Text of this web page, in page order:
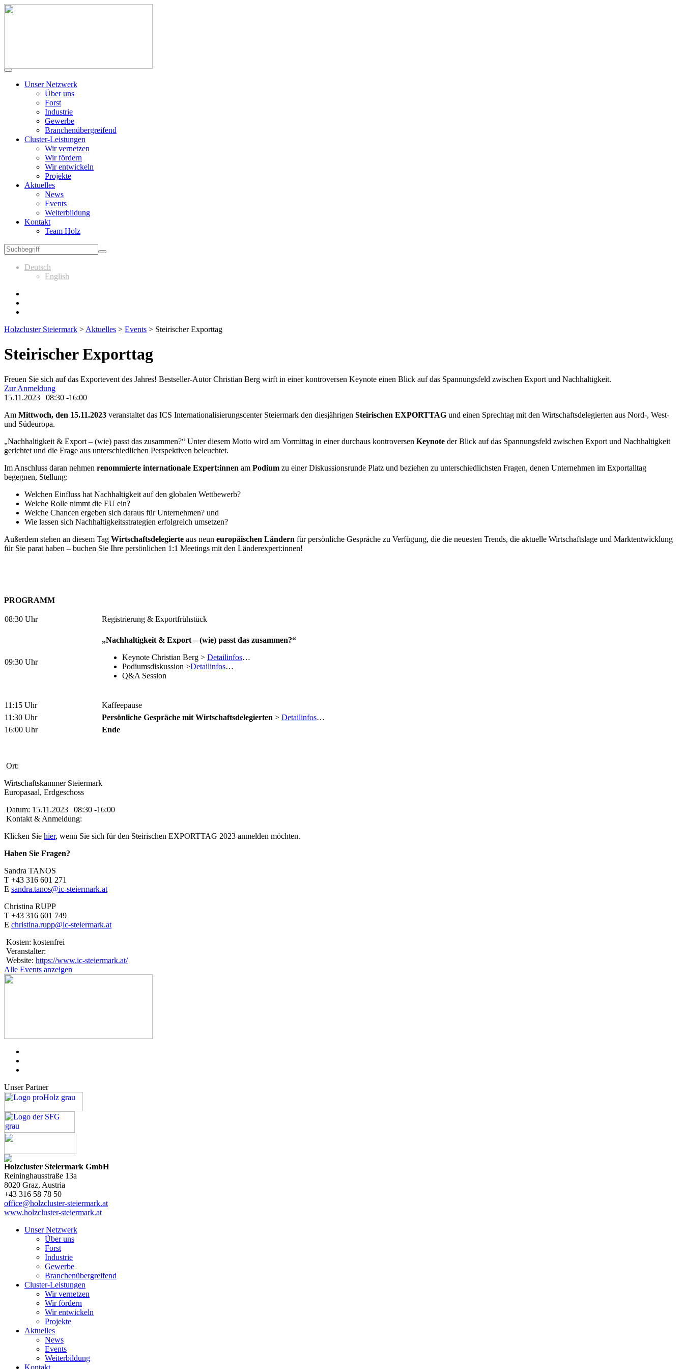
Unser Netzwerk
Über uns
Forst
Industrie
Gewerbe
Branchenübergreifend
Cluster-Leistungen
Wir vernetzen
Wir fördern
Wir entwickeln
Projekte
Aktuelles
News
Events
Weiterbildung
Kontakt
Team Holz
Deutsch
English
Holzcluster Steiermark > Aktuelles > Events > Steirischer Exporttag
Steirischer Exporttag
Freuen Sie sich auf das Exportevent des Jahres! Bestseller-Autor Christian Berg wirft in einer kontroversen Keynote einen Blick auf das Spannungsfeld zwischen Export und Nachhaltigkeit.
Zur Anmeldung
15.11.2023 | 08:30 -16:00
Am Mittwoch, den 15.11.2023 veranstaltet das ICS Internationalisierungscenter Steiermark den diesjährigen Steirischen EXPORTTAG und einen Sprechtag mit den Wirtschaftsdelegierten aus Nord-, West-
und Südeuropa.
„Nachhaltigkeit & Export – (wie) passt das zusammen?“ Unter diesem Motto wird am Vormittag in einer durchaus kontroversen Keynote der Blick auf das Spannungsfeld zwischen Export und Nachhaltigkeit
gerichtet und die Frage aus unterschiedlichen Perspektiven beleuchtet.
Im Anschluss daran nehmen renommierte internationale Expert:innen am Podium zu einer Diskussionsrunde Platz und beziehen zu unterschiedlichsten Fragen, denen Unternehmen im Exportalltag
begegnen, Stellung:
Welchen Einfluss hat Nachhaltigkeit auf den globalen Wettbewerb?
Welche Rolle nimmt die EU ein?
Welche Chancen ergeben sich daraus für Unternehmen? und
Wie lassen sich Nachhaltigkeitsstrategien erfolgreich umsetzen?
Außerdem stehen an diesem Tag Wirtschaftsdelegierte aus neun europäischen Ländern für persönliche Gespräche zu Verfügung, die die neuesten Trends, die aktuelle Wirtschaftslage und Marktentwicklung
für Sie parat haben – buchen Sie Ihre persönlichen 1:1 Meetings mit den Länderexpert:innen!
PROGRAMM
08:30 Uhr Registrierung & Exportfrühstück
09:30 Uhr
„Nachhaltigkeit & Export – (wie) passt das zusammen?“
Keynote Christian Berg > Detailinfos…
Podiumsdiskussion >Detailinfos…
Q&A Session
11:15 Uhr
Kaffeepause
11:30 Uhr
Persönliche Gespräche mit Wirtschaftsdelegierten > Detailinfos…
16:00 Uhr
Ende
Ort:
Wirtschaftskammer Steiermark
Europasaal, Erdgeschoss
Datum: 15.11.2023 | 08:30 -16:00
Kontakt & Anmeldung:
Klicken Sie hier, wenn Sie sich für den Steirischen EXPORTTAG 2023 anmelden möchten.
Haben Sie Fragen?
Sandra TANOS
T +43 316 601 271
E sandra.tanos@ic-steiermark.at
Christina RUPP
T +43 316 601 749
E christina.rupp@ic-steiermark.at
Kosten: kostenfrei
Veranstalter:
Website: https://www.ic-steiermark.at/
Alle Events anzeigen
Unser Partner
Holzcluster Steiermark GmbH
Reininghausstraße 13a
8020 Graz, Austria
+43 316 58 78 50
office@holzcluster-steiermark.at
www.holzcluster-steiermark.at
Unser Netzwerk
Über uns
Forst
Industrie
Gewerbe
Branchenübergreifend
Cluster-Leistungen
Wir vernetzen
Wir fördern
Wir entwickeln
Projekte
Aktuelles
News
Events
Weiterbildung
Kontakt